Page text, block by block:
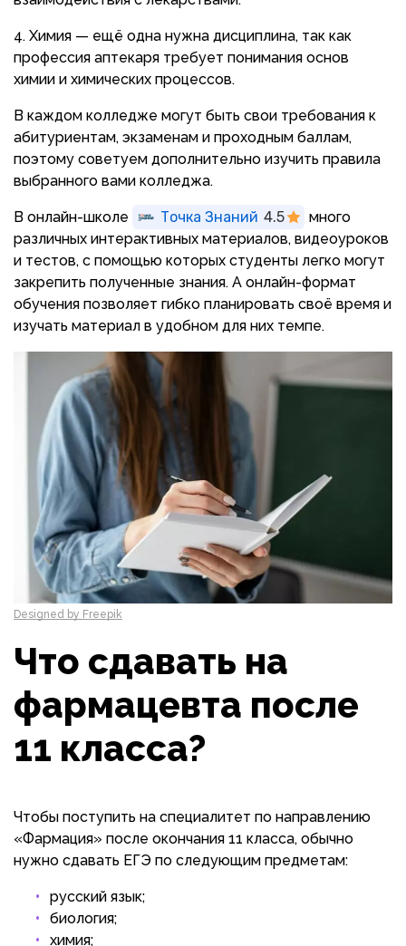
4. Химия — ещё одна нужна дисциплина, так как
профессия аптекаря требует понимания основ
химии и химических процессов.
В каждом колледже могут быть свои требования к
абитуриентам, экзаменам и проходным баллам,
поэтому советуем дополнительно изучить правила
выбранного вами колледжа.
В онлайн-школе Точка Знаний 4.5
много
различных интерактивных материалов, видеоуроков
и тестов, с помощью которых студенты легко могут
закрепить полученные знания. А онлайн-формат
обучения позволяет гибко планировать своё время и
изучать материал в удобном для них темпе.
Designed by Freepik
Что сдавать на
фармацевта после
11 класса?
Чтобы поступить на специалитет по направлению
«Фармация» после окончания 11 класса, обычно
нужно сдавать ЕГЭ по следующим предметам:
русский язык;
биология;
химия;